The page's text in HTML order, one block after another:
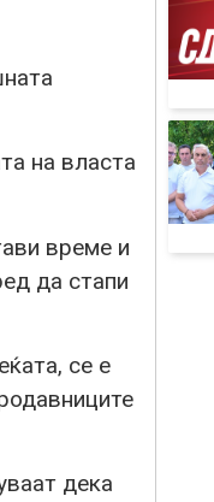
на власта
време и
да стапи
се е
дека